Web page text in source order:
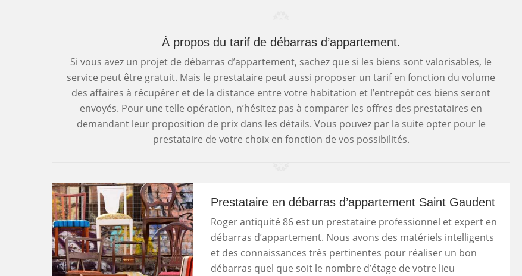
À propos du tarif de débarras d’appartement.
Si vous avez un projet de débarras d’appartement, sachez que si les biens sont valorisables, le
service peut être gratuit. Mais le prestataire peut aussi proposer un tarif en fonction du volume
des affaires à récupérer et de la distance entre votre habitation et l’entrepôt ces biens seront
envoyés. Pour une telle opération, n’hésitez pas à comparer les offres des prestataires en
demandant leur proposition de prix dans les détails. Vous pouvez par la suite opter pour le
prestataire de votre choix en fonction de vos possibilités.
Prestataire en débarras d’appartement Saint Gaudent
Roger antiquité 86 est un prestataire professionnel et expert en
débarras d’appartement. Nous avons des matériels intelligents
et des connaissances très pertinentes pour réaliser un bon
débarras quel que soit le nombre d’étage de votre lieu